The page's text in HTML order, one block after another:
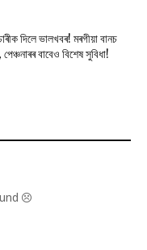
দিলে ভালখবৰ! মৰগীয়া বানচ
বাবেও বিশেষ সুবিধা!